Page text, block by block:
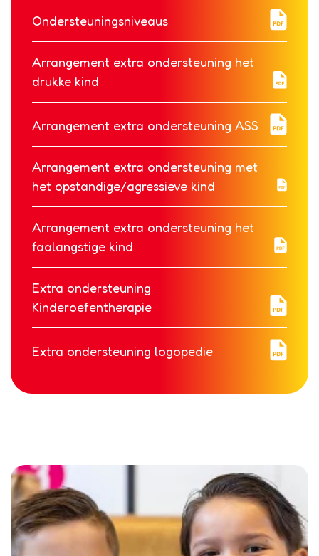
Ondersteuningsniveaus
Arrangement extra ondersteuning het
drukke kind
Arrangement extra ondersteuning ASS
Arrangement extra ondersteuning met
het opstandige/agressieve kind
Arrangement extra ondersteuning het
faalangstige kind
Extra ondersteuning
Kinderoefentherapie
Extra ondersteuning logopedie